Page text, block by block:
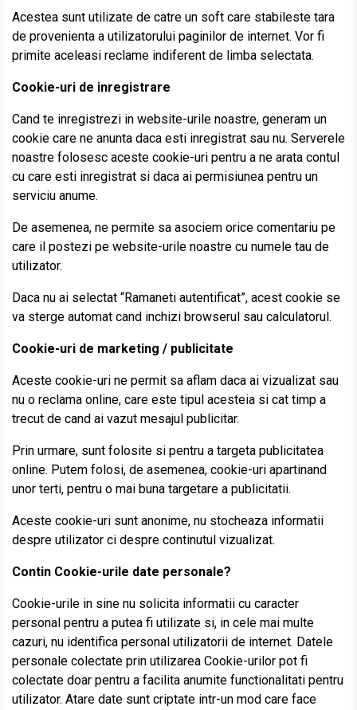
Acestea sunt utilizate de catre un soft care stabileste tara
de provenienta a utilizatorului paginilor de internet. Vor fi
primite aceleasi reclame indiferent de limba selectata.
Cookie-uri de inregistrare
Cand te inregistrezi in website-urile noastre, generam un
cookie care ne anunta daca esti inregistrat sau nu. Serverele
noastre folosesc aceste cookie-uri pentru a ne arata contul
cu care esti inregistrat si daca ai permisiunea pentru un
serviciu anume.
De asemenea, ne permite sa asociem orice comentariu pe
care il postezi pe website-urile noastre cu numele tau de
utilizator.
Daca nu ai selectat “Ramaneti autentificat”, acest cookie se
va sterge automat cand inchizi browserul sau calculatorul.
Cookie-uri de marketing / publicitate
Aceste cookie-uri ne permit sa aflam daca ai vizualizat sau
nu o reclama online, care este tipul acesteia si cat timp a
trecut de cand ai vazut mesajul publicitar.
Prin urmare, sunt folosite si pentru a targeta publicitatea
online. Putem folosi, de asemenea, cookie-uri apartinand
unor terti, pentru o mai buna targetare a publicitatii.
Aceste cookie-uri sunt anonime, nu stocheaza informatii
despre utilizator ci despre continutul vizualizat.
Contin Cookie-urile date personale?
Cookie-urile in sine nu solicita informatii cu caracter
personal pentru a putea fi utilizate si, in cele mai multe
cazuri, nu identifica personal utilizatorii de internet. Datele
personale colectate prin utilizarea Cookie-urilor pot fi
colectate doar pentru a facilita anumite functionalitati pentru
utilizator. Atare date sunt criptate intr-un mod care face